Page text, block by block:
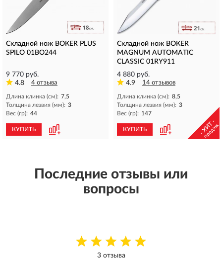
Складной нож BOKER PLUS
SPILO 01BO244
9 770 руб.
4.8
4 отзыва
Длина клинка (см): 7,5
Толщина лезвия (мм): 3
Вес (гр): 44
КУПИТЬ
Складной нож BOKER
MAGNUM AUTOMATIC
CLASSIC 01RY911
4 880 руб.
4.9
14 отзывов
Длина клинка (см): 8,5
Толщина лезвия (мм): 3
Вес (гр): 147
КУПИТЬ - ХИТ -
продаж
Последние отзывы или
вопросы
3 отзыва